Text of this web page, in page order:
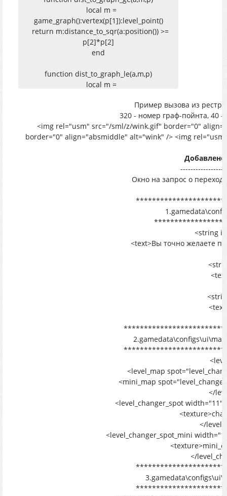
local se_obj =
end
end
end
local m =
game_graph():vertex(p[1]):level_point()
return m:distance_to_sqr(a:position()) >=
p[2]*p[2]
end
function dist_to_graph_le(a,m,p)
local m =
return m:distance_to_sqr(a:position()) <=
end
Пример вызова из
320 - номер граф-пойнта, 40 -
<img rel="usm" src="/sml/z/wink.gif" border="0"
border="0" align="absmiddle" alt="wink" /> <img
Добавлено
Окно на запрос о
<string
<text>Вы точно желаете
<level_map
<mini_map
</
<level_changer_spot
</
<level_changer_spot_mini
</